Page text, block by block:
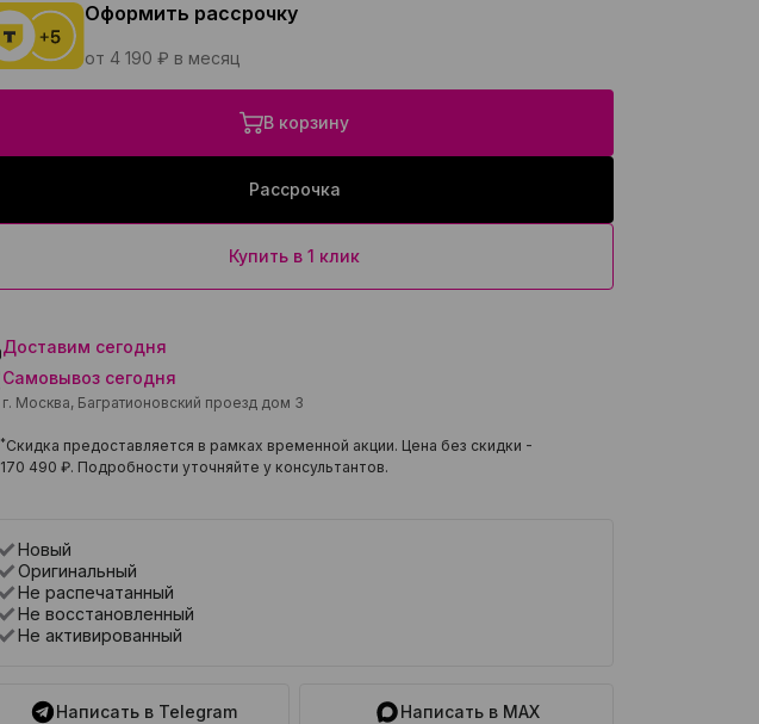
Оформить рассрочку
от 4 190 ₽ в месяц
В корзину
Рассрочка
Купить в 1 клик
Доставим сегодня
Самовывоз сегодня
г. Москва, Багратионовский проезд дом 3
*Скидка предоставляется в рамках временной акции. Цена без скидки -
170 490 ₽. Подробности уточняйте у консультантов.
Новый
Оригинальный
Не распечатанный
Не восстановленный
Не активированный
Написать в Telegram Написать в MAX